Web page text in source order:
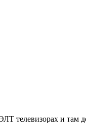
телевизорах и там